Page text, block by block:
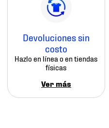
Devoluciones sin
costo
Hazlo en línea o en tiendas
físicas
Ver más